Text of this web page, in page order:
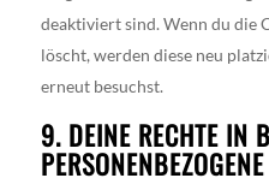
deaktiviert sind. Wenn du die
löscht, werden diese neu
erneut besuchst.
9. DEINE RECHTE IN